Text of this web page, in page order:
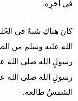
في آخرِه.
كان هناك شبهٌ في
الله عليه وسلم من
رسولِ الله صلى الله
رسولِ الله صلى الله
الشمسُ طالعة.